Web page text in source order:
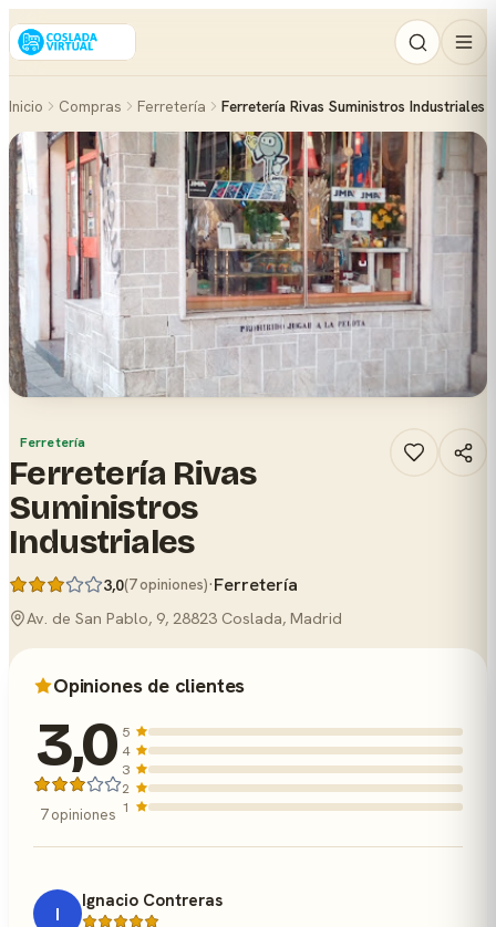
Inicio Compras Ferretería Ferretería Rivas Suministros Industriales
Ferretería
Ferretería Rivas
Suministros
Industriales
3,0(7 opiniones)·Ferretería
Av. de San Pablo, 9, 28823 Coslada, Madrid
Opiniones de clientes
3,0
7 opiniones
5
4
3
2
1
I
Ignacio Contreras